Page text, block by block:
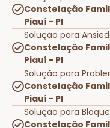
Constelação
Piauí - PI
Solução para
Constelação
Piauí - PI
Solução para
Constelação
Piauí - PI
Solução para
Constelação